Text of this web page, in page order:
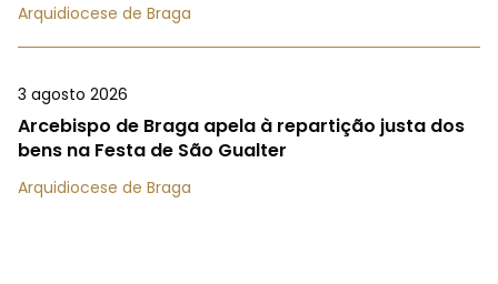
Arquidiocese de Braga
3 agosto 2026
Arcebispo de Braga apela à repartição justa dos
bens na Festa de São Gualter
Arquidiocese de Braga